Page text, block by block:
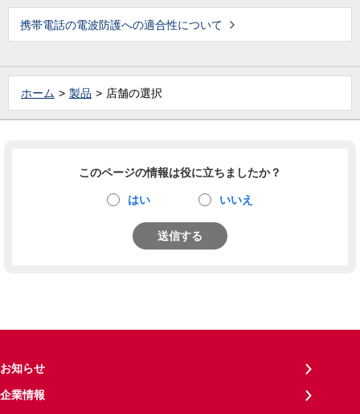
携帯電話の電波防護への適合性について
ホーム 製品 店舗の選択
このページの情報は役に立ちましたか？
はい いいえ
送信する
お知らせ
企業情報